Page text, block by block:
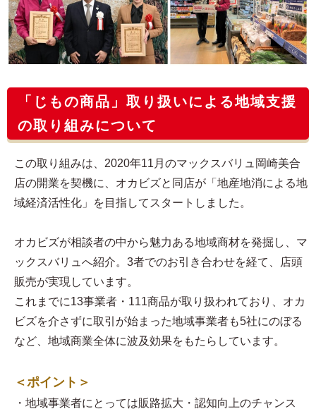
「じもの商品」取り扱いによる地域支援
の取り組みについて
この取り組みは、2020年11月のマックスバリュ岡崎美合
店の開業を契機に、オカビズと同店が「地産地消による地
域経済活性化」を目指してスタートしました。
オカビズが相談者の中から魅力ある地域商材を発掘し、マ
ックスバリュへ紹介。3者でのお引き合わせを経て、店頭
販売が実現しています。
これまでに13事業者・111商品が取り扱われており、オカ
ビズを介さずに取引が始まった地域事業者も5社にのぼる
など、地域商業全体に波及効果をもたらしています。
＜ポイント＞
・地域事業者にとっては販路拡大・認知向上のチャンス